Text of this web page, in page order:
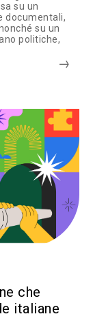
su un
documentali,
su un
politiche,
che
italiane